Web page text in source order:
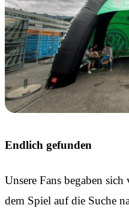
Endlich gefunden
Unsere Fans begaben
dem Spiel auf die Suche